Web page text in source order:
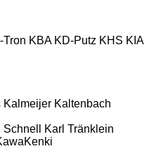
Tron KBA KD-Putz KHS KIA
Kalmeijer Kaltenbach
Schnell
Karl Tränklein